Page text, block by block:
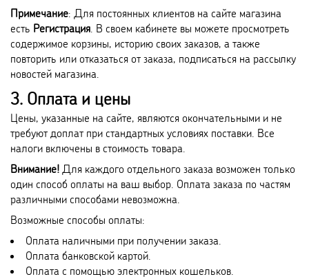
Примечание: Для постоянных клиентов на сайте магазина
есть Регистрация . В своем кабинете вы можете просмотреть
содержимое корзины, историю своих заказов, а также
повторить или отказаться от заказа, подписаться на рассылку
новостей магазина.
3. Оплата и цены
Цены, указанные на сайте, являются окончательными и не
требуют доплат при стандартных условиях поставки. Все
налоги включены в стоимость товара.
Внимание! Для каждого отдельного заказа возможен только
один способ оплаты на ваш выбор. Оплата заказа по частям
различными способами невозможна.
Возможные способы оплаты:
Оплата наличными при получении заказа.
Оплата банковской картой.
Оплата с помощью электронных кошельков.